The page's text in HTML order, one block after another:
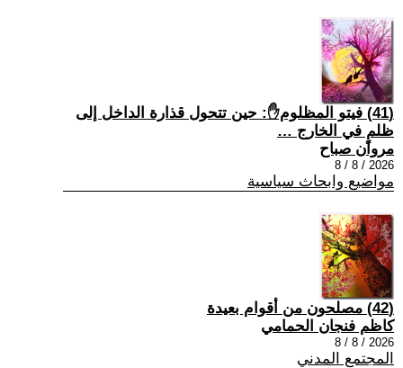
(41) فيتو المظلوم✋: حين تتحول قذارة الداخل إلى
ظلمٍ في الخارج …
مروان صباح
2026 / 8 / 8
مواضيع وابحاث سياسية
(42) مصلحون من أقوام بعيدة
كاظم فنجان الحمامي
2026 / 8 / 8
المجتمع المدني